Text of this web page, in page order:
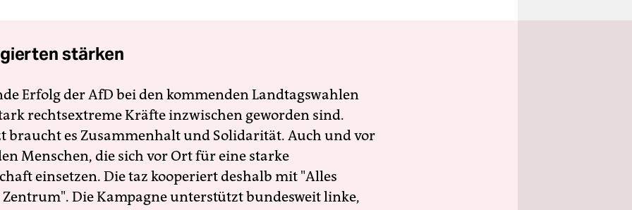
stärken
Erfolg der AfD bei den kommenden Landtagswahlen
rechtsextreme Kräfte inzwischen geworden sind.
braucht es Zusammenhalt und Solidarität. Auch und vor
Menschen, die sich vor Ort für eine starke
einsetzen. Die taz kooperiert deshalb mit "Alles
Die Kampagne unterstützt bundesweit linke,